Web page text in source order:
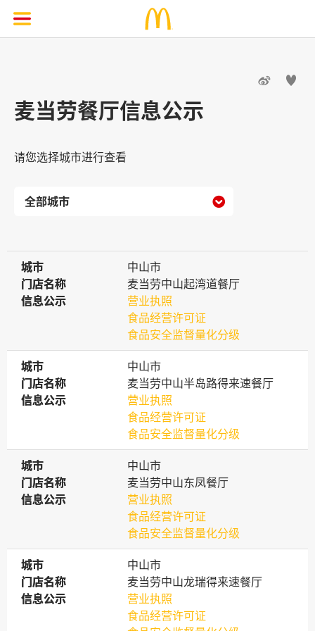
 
麦当劳餐厅信息公示
请您选择城市进行查看

城市
城市
中山市
门店名称
门店名称
麦当劳中山起湾道餐厅
信息公示
信息公示
营业执照
食品经营许可证
食品安全监督量化分级
城市
城市
中山市
门店名称
门店名称
麦当劳中山半岛路得来速餐厅
信息公示
信息公示
营业执照
食品经营许可证
食品安全监督量化分级
城市
城市
中山市
门店名称
门店名称
麦当劳中山东凤餐厅
信息公示
信息公示
营业执照
食品经营许可证
食品安全监督量化分级
城市
城市
中山市
门店名称
门店名称
麦当劳中山龙瑞得来速餐厅
信息公示
信息公示
营业执照
食品经营许可证